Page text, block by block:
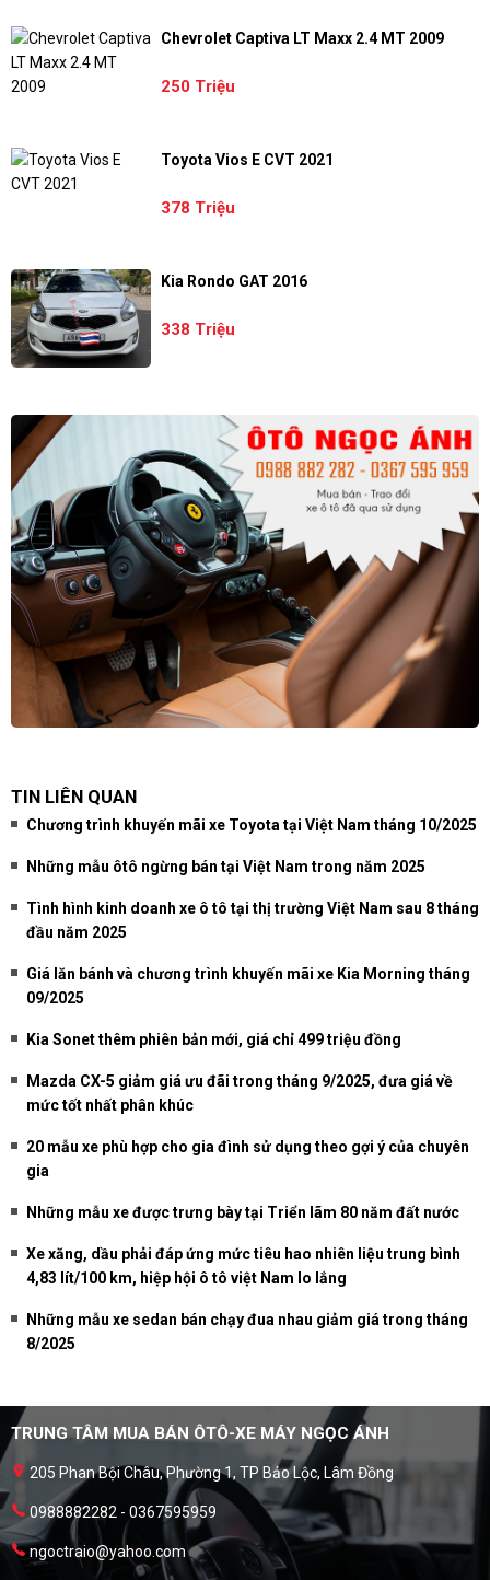
Chevrolet Captiva LT Maxx 2.4 MT 2009
250 Triệu
Toyota Vios E CVT 2021
378 Triệu
Kia Rondo GAT 2016
338 Triệu
TIN LIÊN QUAN
Chương trình khuyến mãi xe Toyota tại Việt Nam tháng 10/2025
Những mẫu ôtô ngừng bán tại Việt Nam trong năm 2025
Tình hình kinh doanh xe ô tô tại thị trường Việt Nam sau 8 tháng
đầu năm 2025
Giá lăn bánh và chương trình khuyến mãi xe Kia Morning tháng
09/2025
Kia Sonet thêm phiên bản mới, giá chỉ 499 triệu đồng
Mazda CX-5 giảm giá ưu đãi trong tháng 9/2025, đưa giá về
mức tốt nhất phân khúc
20 mẫu xe phù hợp cho gia đình sử dụng theo gợi ý của chuyên
gia
Những mẫu xe được trưng bày tại Triển lãm 80 năm đất nước
Xe xăng, dầu phải đáp ứng mức tiêu hao nhiên liệu trung bình
4,83 lít/100 km, hiệp hội ô tô việt Nam lo lắng
Những mẫu xe sedan bán chạy đua nhau giảm giá trong tháng
8/2025
TRUNG TÂM MUA BÁN ÔTÔ-XE MÁY NGỌC ÁNH
205 Phan Bội Châu, Phường 1, TP Bảo Lộc, Lâm Đồng
0988882282 - 0367595959
ngoctraio@yahoo.com